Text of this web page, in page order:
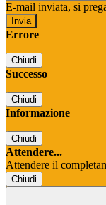
E-mail inviata, si
Errore
Chiudi
Successo
Chiudi
Informazione
Chiudi
Attendere...
Attendere il
Chiudi